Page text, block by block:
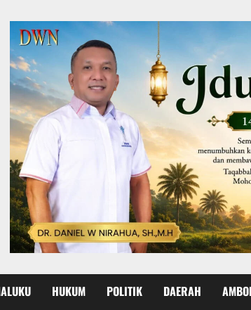
HUKUM POLITIK DAERAH